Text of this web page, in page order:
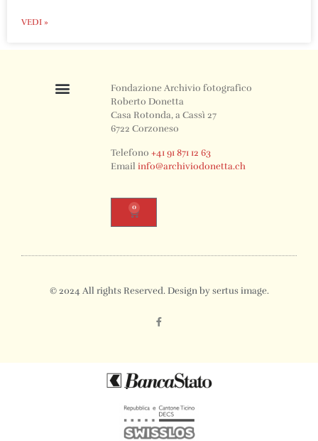
VEDI »
Fondazione Archivio fotografico
Roberto Donetta
Casa Rotonda, a Cassì 27
6722 Corzoneso
Telefono+41 91 871 12 63
Emailinfo@archiviodonetta.ch
0
© 2024 All rights Reserved. Design by sertus image.